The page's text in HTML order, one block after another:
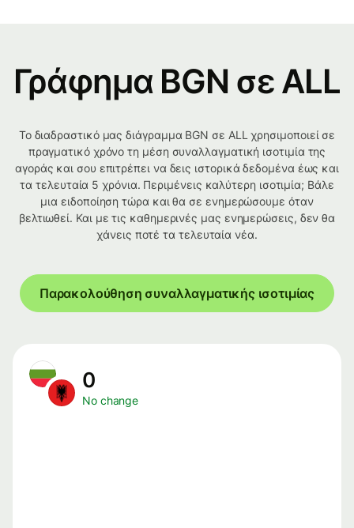
Γράφημα BGN σε ALL
Το διαδραστικό μας διάγραμμα BGN σε ALL χρησιμοποιεί σε
πραγματικό χρόνο τη μέση συναλλαγματική ισοτιμία της
αγοράς και σου επιτρέπει να δεις ιστορικά δεδομένα έως και
τα τελευταία 5 χρόνια. Περιμένεις καλύτερη ισοτιμία; Βάλε
μια ειδοποίηση τώρα και θα σε ενημερώσουμε όταν
βελτιωθεί. Και με τις καθημερινές μας ενημερώσεις, δεν θα
χάνεις ποτέ τα τελευταία νέα.
Παρακολούθηση συναλλαγματικής ισοτιμίας
0
No change